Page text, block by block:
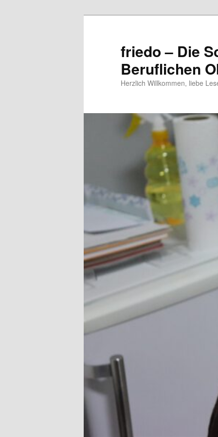
friedo – Die
Beruflichen
Herzlich Willkommen, liebe